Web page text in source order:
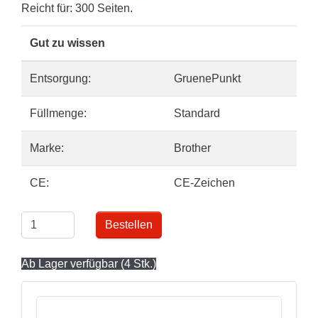
Reicht für: 300 Seiten.
Gut zu wissen
Entsorgung: GruenePunkt
Füllmenge: Standard
Marke: Brother
CE: CE-Zeichen
Bestellen
Ab Lager verfügbar (4 Stk.)